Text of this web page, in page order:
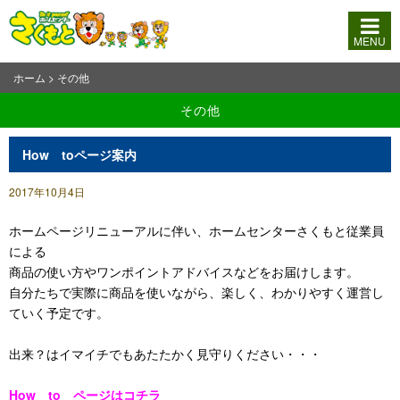
MENU
ホーム > その他
その他
How toページ案内
2017年10月4日
ホームページリニューアルに伴い、ホームセンターさくもと従業員
による
商品の使い方やワンポイントアドバイスなどをお届けします。
自分たちで実際に商品を使いながら、楽しく、わかりやすく運営し
ていく予定です。
出来？はイマイチでもあたたかく見守りください・・・
How to ページはコチラ